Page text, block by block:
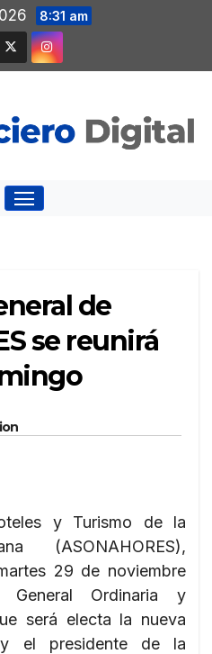
8:31 am
de
se reunirá
y Turismo de la
(ASONAHORES),
29 de noviembre
Ordinaria y
será electa la nueva
el presidente de la